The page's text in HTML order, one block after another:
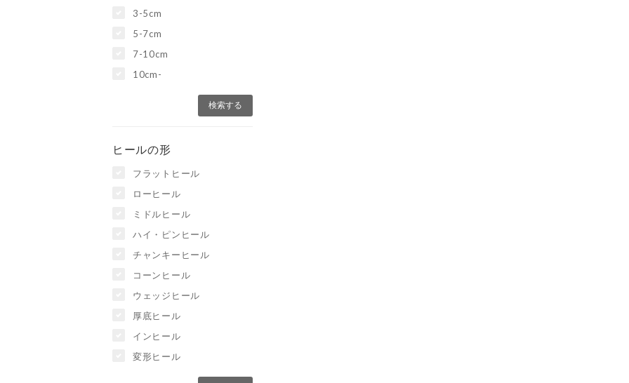
3-5cm
5-7cm
7-10cm
10cm-
ヒールの形
フラットヒール
ローヒール
ミドルヒール
ハイ・ピンヒール
チャンキーヒール
コーンヒール
ウェッジヒール
厚底ヒール
インヒール
変形ヒール